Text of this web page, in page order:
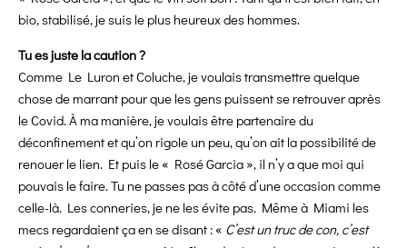
bio, stabilisé, je suis le plus heureux des hommes.
Tu es juste la caution ?
Comme Le Luron et Coluche, je voulais transmettre quelque
chose de marrant pour que les gens puissent se retrouver après
le Covid. À ma manière, je voulais être partenaire du
déconfinement et qu’on rigole un peu, qu’on ait la possibilité de
renouer le lien. Et puis le « Rosé Garcia », il n’y a que moi qui
pouvais le faire. Tu ne passes pas à côté d’une occasion comme
celle-là. Les conneries, je ne les évite pas. Même à Miami les
mecs regardaient ça en se disant : « C’est un truc de con, c’est